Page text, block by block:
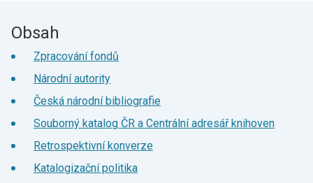
Obsah
Zpracování fondů
Národní autority
Česká národní bibliografie
Souborný katalog ČR a Centrální adresář knihoven
Retrospektivní konverze
Katalogizační politika